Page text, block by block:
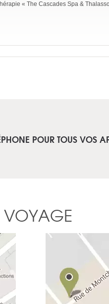
« The Cascades Spa &
POUR TOUS VOS
VOYAGE